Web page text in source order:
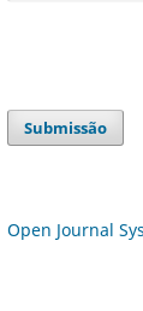
Submissão
Open Journal